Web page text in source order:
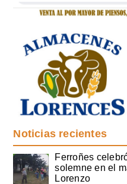
Noticias recientes
Ferroñes
solemne en el
Lorenzo